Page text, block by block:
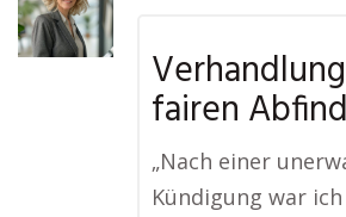
fairen
„Nach einer
Kündigung war